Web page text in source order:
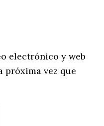
electrónico y web
próxima vez que